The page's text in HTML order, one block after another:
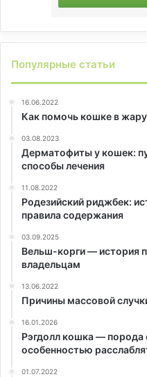
Популярные статьи
16.06.2022
Как помочь кошке в
03.08.2023
Дерматофиты у кошек:
способы лечения
11.08.2022
Родезийский риджбек:
правила содержания
03.09.2025
Вельш-корги — история
владельцам
13.06.2022
Причины массовой
16.01.2026
Рэгдолл кошка —
особенностью
01.07.2022